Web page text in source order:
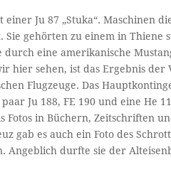
einer Ju 87 „Stuka“. Maschinen
Sie gehörten zu einem in Thiene
eine amerikanische
hier sehen, ist das Ergebnis
Flugzeuge. Das
Ju 188, FE 190 und eine He
Fotos in Büchern, Zeitschriften
gab es auch ein Foto des
Angeblich durfte sie der